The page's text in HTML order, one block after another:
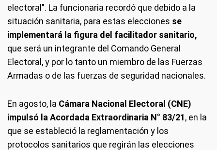
electoral". La funcionaria recordó que debido a la
situación sanitaria, para estas elecciones se
implementará la figura del facilitador sanitario,
que será un integrante del Comando General
Electoral, y por lo tanto un miembro de las Fuerzas
Armadas o de las fuerzas de seguridad nacionales.
En agosto, la Cámara Nacional Electoral (CNE)
impulsó la Acordada Extraordinaria N° 83/21, en la
que se estableció la reglamentación y los
protocolos sanitarios que regirán las elecciones